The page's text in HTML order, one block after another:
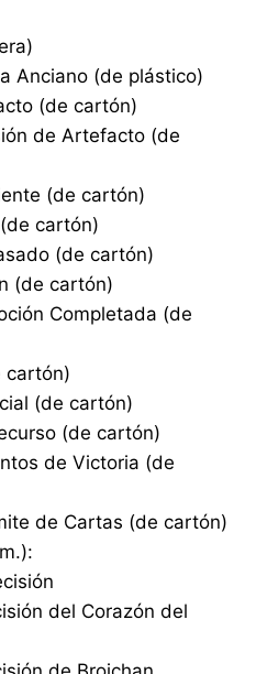
Anciano (de plástico)
(de cartón)
de Artefacto (de
(de cartón)
cartón)
(de cartón)
(de cartón)
Completada (de
cartón)
(de cartón)
(de cartón)
de Victoria (de
de Cartas (de cartón)
del Corazón del